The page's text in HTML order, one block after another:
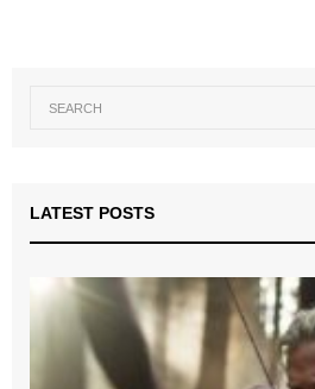
LATEST POSTS